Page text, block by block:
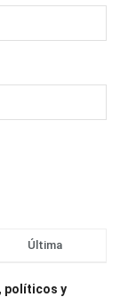
Última
políticos y